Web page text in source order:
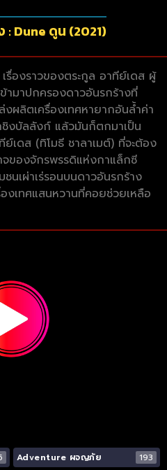
Dune ดูน (2021)
รื่องราวของตระกูล อาทีย์เดส ผู้
ามาปกครองดาวอันรกร้างที่
งผลิตเครื่องเทศหายากอันล้ำค่า
งบัลลังก์ แล้วมันก็ตกมาเป็น
ดส (ทิโมธี ชาลาเมต์) ที่จะต้อง
ของจักรพรรดิแห่งกาแล็กซี
นเผ่าเร่รอนบนดาวอันรกร้าง
องเทศแสนหวานที่คอยช่วยเหลือ
Adventure ผจญภัย 193